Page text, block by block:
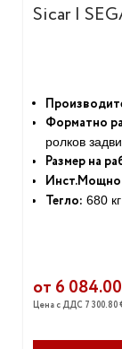
Sicar |
Форматно
ролков
Размер на
Тегло: 680 кг
от 6
Цена с ДДС 7 300.80